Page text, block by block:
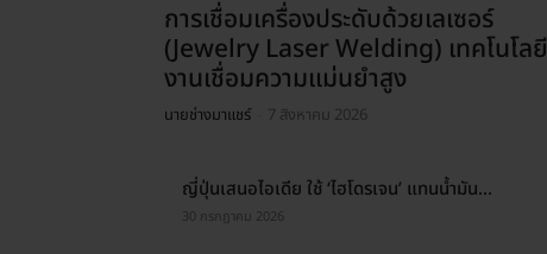
การเชื่อมเครื่องประดับด้วยเลเซอร์
(Jewelry Laser Welding) เทคโนโลยี
งานเชื่อมความแม่นยำสูง
นายช่างมาแชร์ 7 สิงหาคม 2026
ญี่ปุ่นเสนอไอเดีย ใช้ ‘ไฮโดรเจน’ แทนน้ำมัน...
30 กรกฎาคม 2026